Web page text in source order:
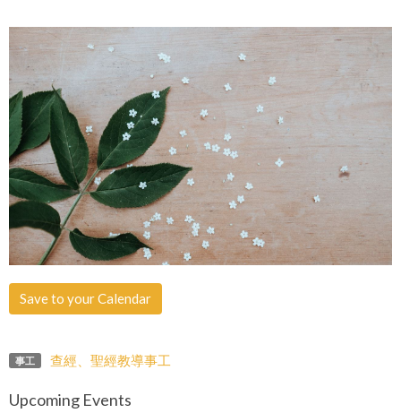
Save to your Calendar
事工 查經、聖經教導事工
Upcoming Events